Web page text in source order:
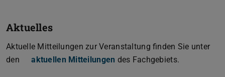
Aktuelles
Aktuelle Mitteilungen zur Veranstaltung finden Sie unter
den
aktuellen Mitteilungen des Fachgebiets.